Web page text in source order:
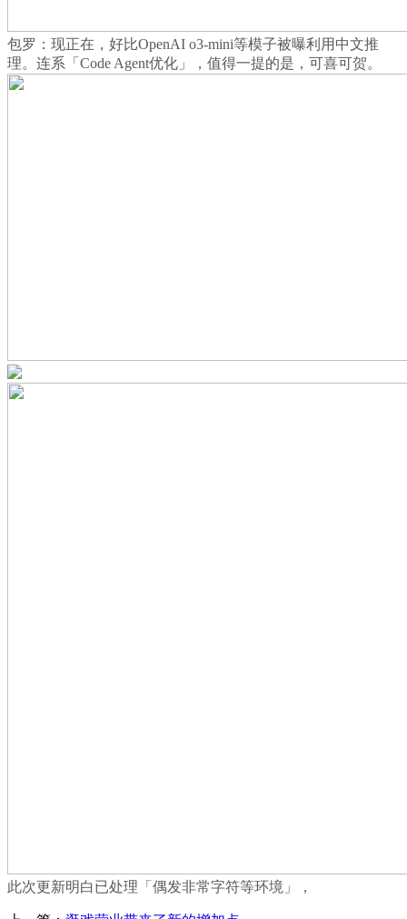
包罗：现正在，好比OpenAI o3-mini等模子被曝利用中文推
理。连系「Code Agent优化」，值得一提的是，可喜可贺。
此次更新明白已处理「偶发非常字符等环境」，